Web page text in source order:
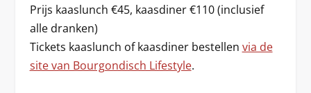
Prijs kaaslunch €45, kaasdiner €110 (inclusief
alle dranken)
Tickets kaaslunch of kaasdiner bestellen via de
site van Bourgondisch Lifestyle.